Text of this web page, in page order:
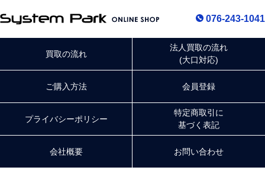
076-243-1041
買取の流れ
法人買取の流れ
(大口対応)
ご購入方法 会員登録
プライバシーポリシー
特定商取引に
基づく表記
会社概要 お問い合わせ